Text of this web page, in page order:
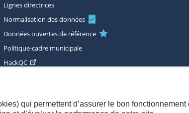
qui permettent d’assurer le bon fonctionnement
Lignes directrices
Normalisation des données
Données ouvertes de référence
Politique-cadre municipale
HackQC
Plan du site Consignes de sécurité Politique